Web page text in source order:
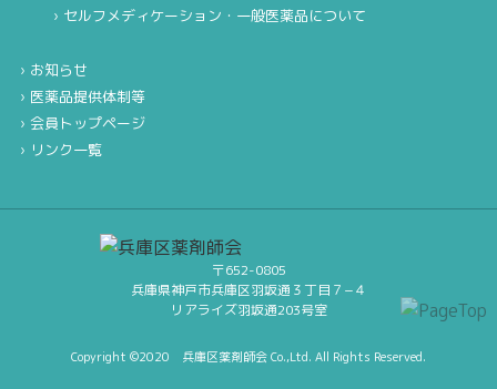
セルフメディケーション・一般医薬品について
お知らせ
医薬品提供体制等
会員トップページ
リンク一覧
〒652-0805
兵庫県神戸市兵庫区羽坂通３丁目７−４
リアライズ羽坂通203号室
Copyright ©2020 兵庫区薬剤師会 Co.,Ltd. All Rights Reserved.